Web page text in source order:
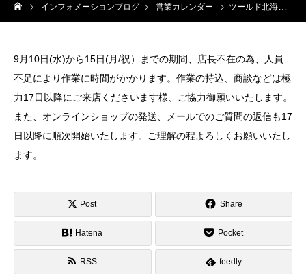
インフォメーションブログ 営業カレンダー ツールド北海道期間中の営業案内
9月10日(水)から15日(月/祝）までの期間、店長不在の為、人員
不足により作業に時間がかかります。作業の持込、商談などは極
力17日以降にご来店くださいます様、ご協力御願いいたします。
また、オンラインショップの発送、メールでのご質問の返信も17
日以降に順次開始いたします。ご理解の程よろしくお願いいたし
ます。
Post Share
Hatena Pocket
RSS feedly